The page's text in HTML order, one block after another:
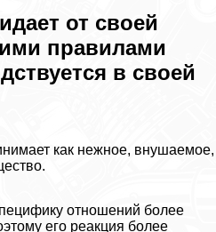
от своей
правилами
в своей
как нежное, внушаемое,
отношений более
его реакция более